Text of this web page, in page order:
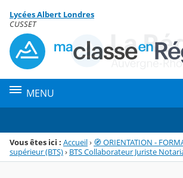
Menu de la rubrique
Contenu
Lycées Albert Londres
CUSSET
MENU
Vous êtes ici : Accueil› 🧭 ORIENTATION -
supérieur (BTS)› BTS Collaborateur Juriste